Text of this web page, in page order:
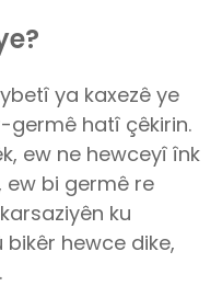
ya kaxezê ye
germê hatî çêkirin.
ew ne hewceyî înk
ew bi germê re
ku
hewce dike,